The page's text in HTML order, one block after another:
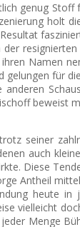
genug
holt
Namen
für
beweist
trotz seiner
auch
Diese
Antheil
heute
vielleicht
Menge